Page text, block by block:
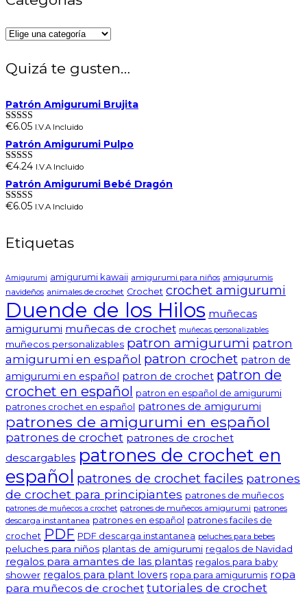
Quizá te gusten…
Patrón Amigurumi Brujita
Valorado en
5.00 de 5
€6.05 I.V.A Incluido
Patrón Amigurumi Pulpo
Valorado en
5.00 de 5
€4.24 I.V.A Incluido
Patrón Amigurumi Bebé Dragón
Valorado en
€6.05 I.V.A Incluido
Etiquetas
Amigurumi amigurumi kawaii amigurumi para niños amigurumis
navideños animales de crochet Crochet crochet amigurumi
Duende de los Hilos muñecas
amigurumi muñecas de crochet muñecas personalizables
muñecos personalizables patron amigurumi patron
amigurumi en español patron crochet patron de
amigurumi en español patron de crochet patron de
crochet en español patron en español de amigurumi
patrones crochet en español patrones de amigurumi
patrones de amigurumi en español
patrones de crochet patrones de crochet
descargables patrones de crochet en
español patrones de crochet faciles patrones
de crochet para principiantes patrones de muñecos
patrones de muñecos a crochet patrones de muñecos amigurumi patrones
descarga instantanea patrones en español patrones faciles de
crochet PDF PDF descarga instantanea peluches para bebes
peluches para niños plantas de amigurumi regalos de Navidad
regalos para amantes de las plantas regalos para baby
shower regalos para plant lovers ropa para amigurumis ropa
para muñecos de crochet tutoriales de crochet